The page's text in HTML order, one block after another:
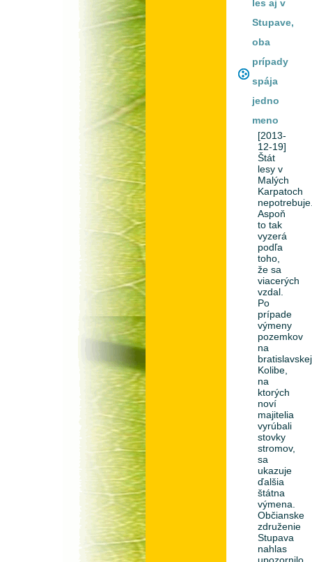
les aj v
Stupave,
oba
prípady
spája
jedno
meno
[2013-
12-19]
Štát
lesy v
Malých
Karpatoch
Aspoň
to tak
vyzerá
podľa
toho,
že sa
viacerých
vzdal.
Po
prípade
výmeny
pozemkov
na
bratislavskej
Kolibe,
na
ktorých
noví
majitelia
vyrúbali
stovky
stromov,
sa
ukazuje
ďalšia
štátna
výmena.
Občianske
združenie
Stupava
nahlas